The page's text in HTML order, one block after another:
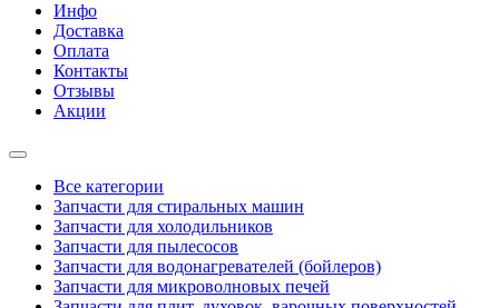
Инфо
Доставка
Оплата
Контакты
Отзывы
Акции
Все категории
Запчасти для стиральных машин
Запчасти для холодильников
Запчасти для пылесосов
Запчасти для водонагревателей (бойлеров)
Запчасти для микроволновых печей